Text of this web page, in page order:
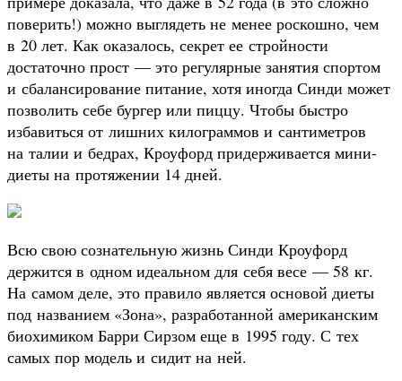
поверить!) можно выглядеть не менее роскошно, чем
в 20 лет. Как оказалось, секрет ее стройности
достаточно прост — это регулярные занятия спортом
и сбалансирование питание, хотя иногда Синди может
позволить себе бургер или пиццу. Чтобы быстро
избавиться от лишних килограммов и сантиметров
на талии и бедрах, Кроуфорд придерживается мини-
диеты на протяжении 14 дней.
Всю свою сознательную жизнь Синди Кроуфорд
держится в одном идеальном для себя весе — 58 кг.
На самом деле, это правило является основой диеты
под названием «Зона», разработанной американским
биохимиком Барри Сирзом еще в 1995 году. С тех
самых пор модель и сидит на ней.